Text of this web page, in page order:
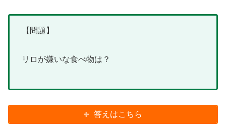
【問題】
リロが嫌いな食べ物は？
答えはこちら